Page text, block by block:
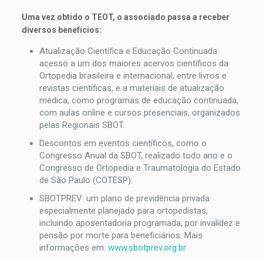
Uma vez obtido o TEOT, o associado passa a receber
diversos benefícios:
Atualização Científica e Educação Continuada:
acesso a um dos maiores acervos científicos da
Ortopedia brasileira e internacional, entre livros e
revistas científicas, e a materiais de atualização
médica, como programas de educação continuada,
com aulas online e cursos presenciais, organizados
pelas Regionais SBOT.
Descontos em eventos científicos, como o
Congresso Anual da SBOT, realizado todo ano e o
Congresso de Ortopedia e Traumatologia do Estado
de São Paulo (COTESP).
SBOTPREV: um plano de previdência privada
especialmente planejado para ortopedistas,
incluindo aposentadoria programada, por invalidez e
pensão por morte para beneficiários. Mais
informações em:www.sbotprev.org.br